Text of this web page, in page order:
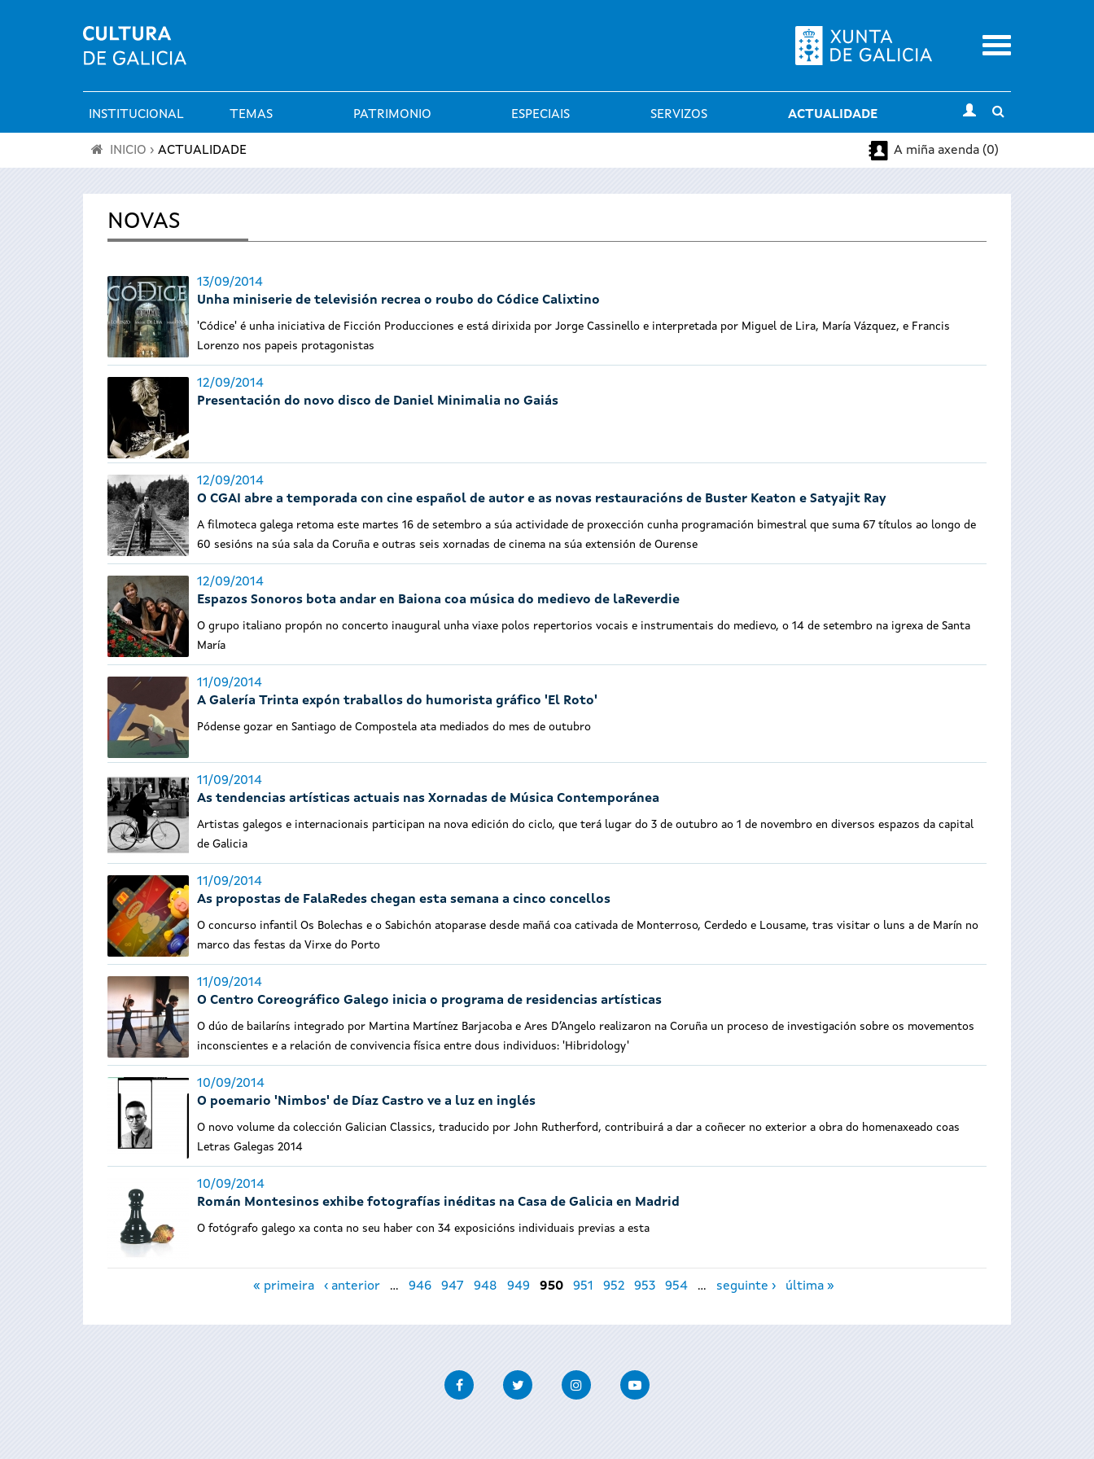
Menu
Menú
principal
INSTITUCIONAL TEMAS PATRIMONIO ESPECIAIS SERVIZOS ACTUALIDADE
search
está
INICIO › ACTUALIDADE A miña axenda (0)
NOVAS
13/09/2014
Unha miniserie de televisión recrea o roubo do Códice Calixtino
'Códice' é unha iniciativa de Ficción Producciones e está dirixida por Jorge Cassinello e interpretada por Miguel de Lira, María Vázquez, e Francis
Lorenzo nos papeis protagonistas
12/09/2014
Presentación do novo disco de Daniel Minimalia no Gaiás
12/09/2014
O CGAI abre a temporada con cine español de autor e as novas restauracións de Buster Keaton e Satyajit Ray
A filmoteca galega retoma este martes 16 de setembro a súa actividade de proxección cunha programación bimestral que suma 67 títulos ao longo de
60 sesións na súa sala da Coruña e outras seis xornadas de cinema na súa extensión de Ourense
12/09/2014
Espazos Sonoros bota andar en Baiona coa música do medievo de laReverdie
O grupo italiano propón no concerto inaugural unha viaxe polos repertorios vocais e instrumentais do medievo, o 14 de setembro na igrexa de Santa
María
11/09/2014
A Galería Trinta expón traballos do humorista gráfico 'El Roto'
Pódense gozar en Santiago de Compostela ata mediados do mes de outubro
11/09/2014
As tendencias artísticas actuais nas Xornadas de Música Contemporánea
Artistas galegos e internacionais participan na nova edición do ciclo, que terá lugar do 3 de outubro ao 1 de novembro en diversos espazos da capital
de Galicia
11/09/2014
As propostas de FalaRedes chegan esta semana a cinco concellos
O concurso infantil Os Bolechas e o Sabichón atoparase desde mañá coa cativada de Monterroso, Cerdedo e Lousame, tras visitar o luns a de Marín no
marco das festas da Virxe do Porto
11/09/2014
O Centro Coreográfico Galego inicia o programa de residencias artísticas
O dúo de bailaríns integrado por Martina Martínez Barjacoba e Ares D’Angelo realizaron na Coruña un proceso de investigación sobre os movementos
inconscientes e a relación de convivencia física entre dous individuos: 'Hibridology'
10/09/2014
O poemario 'Nimbos' de Díaz Castro ve a luz en inglés
O novo volume da colección Galician Classics, traducido por John Rutherford, contribuirá a dar a coñecer no exterior a obra do homenaxeado coas
Letras Galegas 2014
10/09/2014
Román Montesinos exhibe fotografías inéditas na Casa de Galicia en Madrid
O fotógrafo galego xa conta no seu haber con 34 exposicións individuais previas a esta
Páxinas
« primeira ‹ anterior … 946 947 948 949 950 951 952 953 954 … seguinte › última »
FacebookTwitter InstagramYoutube